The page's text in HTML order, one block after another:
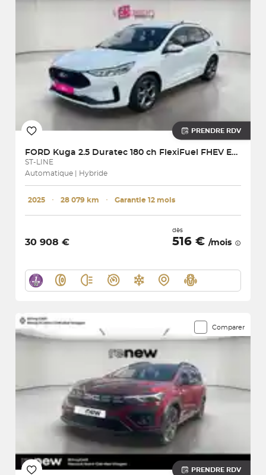
PRENDRE RDV
FORD Kuga 2.5 Duratec 180 ch FlexiFuel FHEV E85 Powershift
ST-LINE
Automatique | Hybride
2025 ･ 28 079 km ･ Garantie 12 mois
30 908 €
dès
516 € /mois
Comparer
PRENDRE RDV